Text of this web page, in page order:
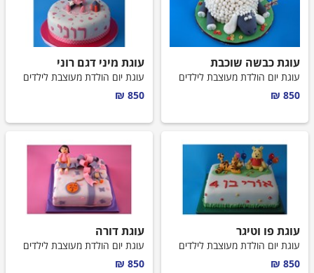
עוגות מתנה
עוגות מספרים
קאפקייקס מעוצבים
עוגת כבשה שוכבת
עוגת יום הולדת מעוצבת לילדים
850 ₪
עוגת מיני דגם רוני
עוגת יום הולדת מעוצבת לילדים
850 ₪
עוגת פו וטיגר
עוגת יום הולדת מעוצבת לילדים
850 ₪
עוגת דורה
עוגת יום הולדת מעוצבת לילדים
850 ₪